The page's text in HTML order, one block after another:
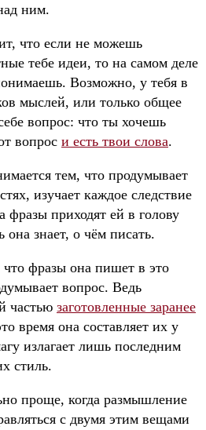
ним.
что если не можешь
тебе идеи, то на самом деле
Возможно, у тебя в
мыслей, или только общее
вопрос: что ты хочешь
вопрос и есть твои слова.
тем, что продумывает
изучает каждое следствие
фразы приходят ей в голову
она знает, о чём писать.
фразы она пишет в это
вопрос. Ведь
частью заготовленные заранее
время она составляет их у
излагает лишь последним
стиль.
проще, когда размышление
с двумя этим вещами